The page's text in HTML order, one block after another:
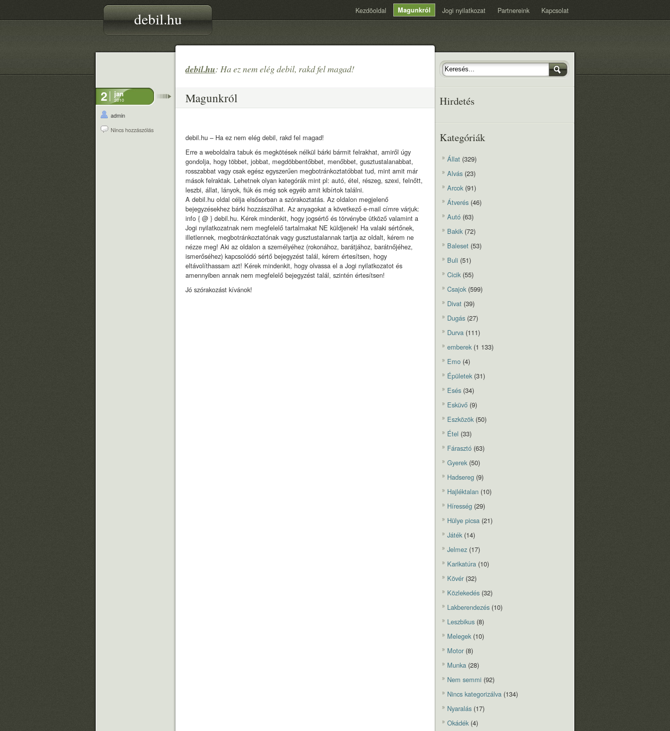
debil.hu Kezdõoldal Magunkról Jogi nyilatkozat Partnereink Kapcsolat
debil.hu: Ha ez nem elég debil, rakd fel magad!
2 jan
2010
admin
Nincs hozzászólás
Magunkról
debil.hu – Ha ez nem elég debil, rakd fel magad!
Erre a weboldalra tabuk és megkötések nélkül bárki bármit felrakhat, amiről úgy
gondolja, hogy többet, jobbat, megdöbbentőbbet, menőbbet, gusztustalanabbat,
rosszabbat vagy csak egész egyszerűen megbotránkoztatóbbat tud, mint amit már
mások felraktak. Lehetnek olyan kategórák mint pl: autó, étel, részeg, szexi, felnőtt,
leszbi, állat, lányok, fiúk és még sok egyéb amit kibírtok találni.
A debil.hu oldal célja elsősorban a szórakoztatás. Az oldalon megjelenő
bejegyzésekhez bárki hozzászólhat. Az anyagokat a következő e-mail címre várjuk:
info { @ } debil.hu. Kérek mindenkit, hogy jogsértő és törvénybe ütköző valamint a
Jogi nyilatkozatnak nem megfelelő tartalmakat NE küldjenek! Ha valaki sértőnek,
illetlennek, megbotránkoztatónak vagy gusztustalannak tartja az oldalt, kérem ne
nézze meg! Aki az oldalon a személyéhez (rokonához, barátjához, barátnőjéhez,
ismerőséhez) kapcsolódó sértő bejegyzést talál, kérem értesítsen, hogy
eltávolíthassam azt! Kérek mindenkit, hogy olvassa el a Jogi nyilatkozatot és
amennyiben annak nem megfelelő bejegyzést talál, szintén értesítsen!
Jó szórakozást kívánok!
Hirdetés
Kategóriák
Állat (329)
Alvás (23)
Arcok(91)
Átverés (46)
Autó (63)
Bakik(72)
Baleset (53)
Buli (51)
Cicik(55)
Csajok(599)
Divat (39)
Dugás (27)
Durva (111)
emberek(1 133)
Emo (4)
Épületek(31)
Esés (34)
Esküvő (9)
Eszközök(50)
Étel (33)
Fárasztó (63)
Gyerek(50)
Hadsereg (9)
Hajléktalan (10)
Híresség (29)
Hülye picsa (21)
Játék(14)
Jelmez (17)
Karikatúra (10)
Kövér (32)
Közlekedés (32)
Lakberendezés (10)
Leszbikus (8)
Melegek(10)
Motor (8)
Munka (28)
Nem semmi (92)
Nincs kategorizálva (134)
Nyaralás (17)
Okádék(4)